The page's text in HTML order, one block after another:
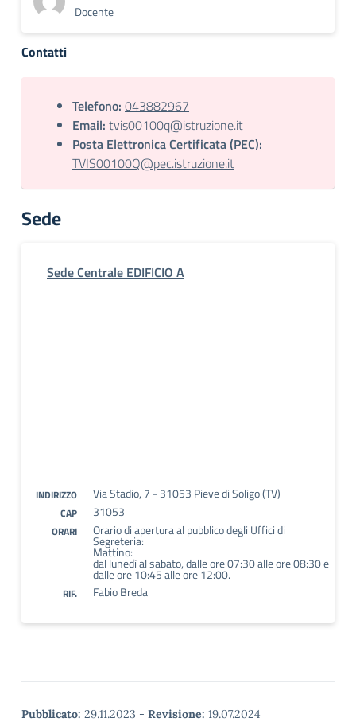
Docente
Contatti
Telefono: 043882967
Email: tvis00100q@istruzione.it
Posta Elettronica Certificata (PEC):
TVIS00100Q@pec.istruzione.it
Sede
Sede Centrale EDIFICIO A
INDIRIZZO Via Stadio, 7 - 31053 Pieve di Soligo (TV)
CAP 31053
ORARI Orario di apertura al pubblico degli Uffici di
Segreteria:
Mattino:
dal lunedì al sabato, dalle ore 07:30 alle ore 08:30 e
dalle ore 10:45 alle ore 12:00.
RIF. Fabio Breda
Pubblicato: 29.11.2023 - Revisione: 19.07.2024